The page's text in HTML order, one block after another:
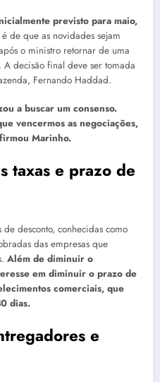
previsto para maio,
de que as novidades sejam
o ministro retornar de uma
decisão final deve ser tomada
Fernando Haddad.
a buscar um consenso.
vencermos as negociações,
Marinho.
taxas e prazo de
desconto, conhecidas como
das empresas que
Além de diminuir o
em diminuir o prazo de
comerciais, que
dias.
e